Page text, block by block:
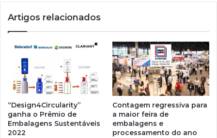
São
Artigos relacionados
“Design4Circularity”
ganha o Prêmio de
Embalagens Sustentáveis ​​
2022
Contagem regressiva para
a maior feira de
embalagens e
processamento do ano